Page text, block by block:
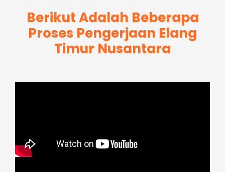
Berikut Adalah Beberapa
Proses Pengerjaan Elang
Timur Nusantara